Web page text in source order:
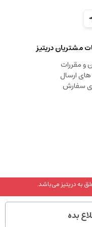
بده
مشتریان دریتیز
و مقررات
ارسال
سفارش
به دریتیز می‌باشد.